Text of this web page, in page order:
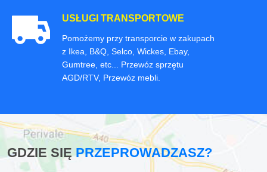
USŁUGI TRANSPORTOWE
Pomożemy przy transporcie w zakupach
z Ikea, B&Q, Selco, Wickes, Ebay,
Gumtree, etc... Przewóz sprzętu
AGD/RTV, Przewóz mebli.
GDZIE SIĘPRZEPROWADZASZ?